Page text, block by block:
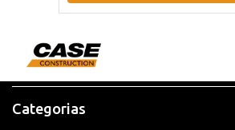
Categorias